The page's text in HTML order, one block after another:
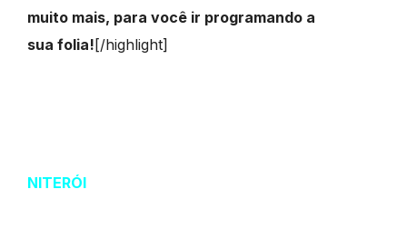
muito mais, para você ir programando a
sua folia![/highlight]
NITERÓI